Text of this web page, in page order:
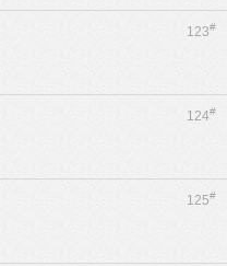
123#
124#
125#